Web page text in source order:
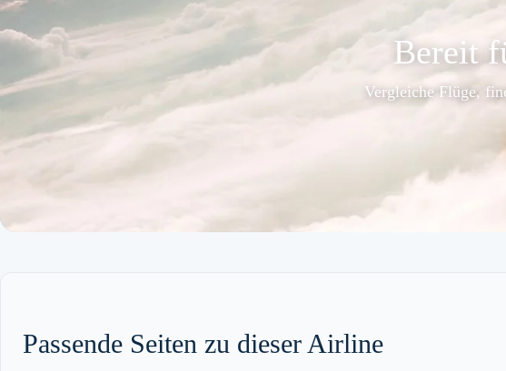
Bereit
Vergleiche Flüge,
Passende Seiten zu dieser Airline